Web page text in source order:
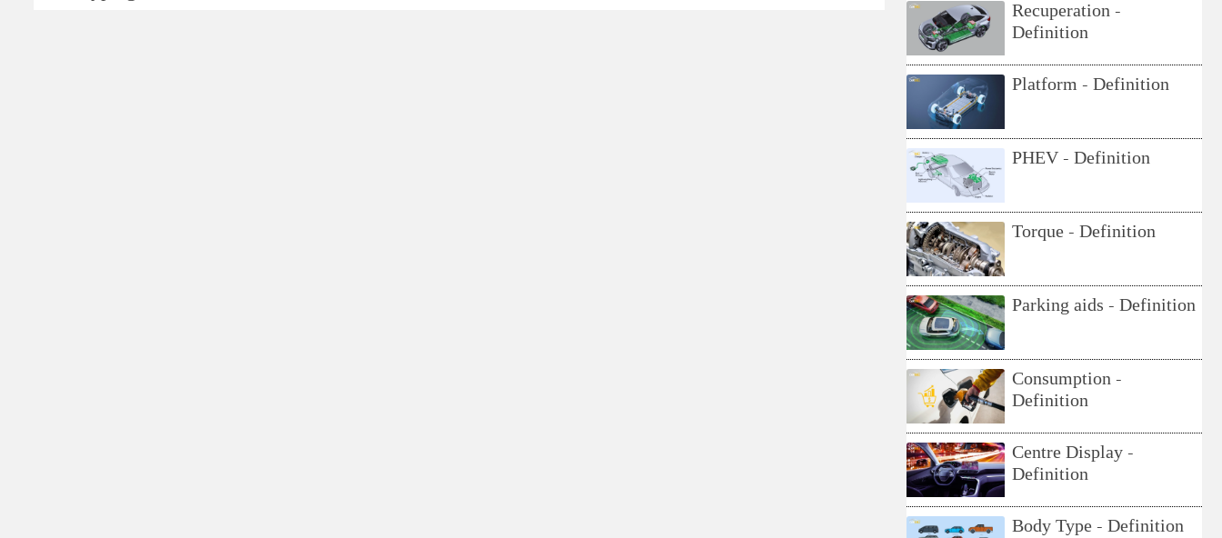
Recuperation -
Definition
Platform - Definition
PHEV - Definition
Torque - Definition
Parking aids - Definition
Consumption -
Definition
Centre Display -
Definition
Body Type - Definition